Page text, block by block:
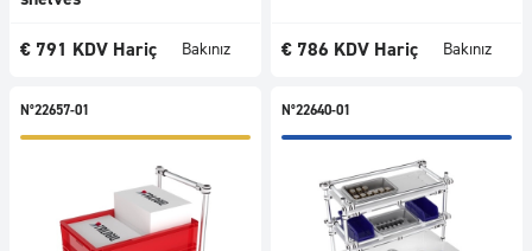
1001
Kategoriler
€ 791 KDV Hariç Bakınız € 786 KDV Hariç Bakınız
N°22657-01 N°22640-01